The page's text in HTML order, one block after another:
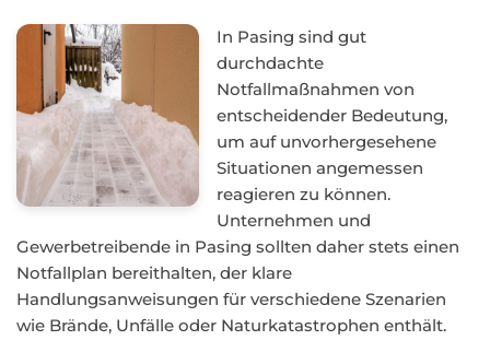
In Pasing sind gut
durchdachte
Notfallmaßnahmen von
entscheidender Bedeutung,
um auf unvorhergesehene
Situationen angemessen
reagieren zu können.
Unternehmen und
Gewerbetreibende in Pasing sollten daher stets einen
Notfallplan bereithalten, der klare
Handlungsanweisungen für verschiedene Szenarien
wie Brände, Unfälle oder Naturkatastrophen enthält.